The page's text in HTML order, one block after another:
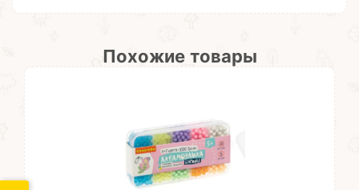
Похожие товары